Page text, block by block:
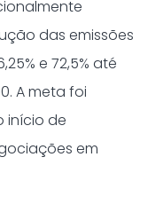
das emissões
e 72,5% até
A meta foi
início de
em